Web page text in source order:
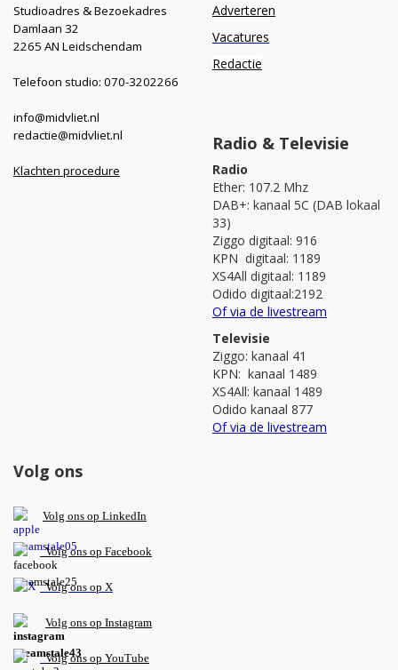
Studioadres & Bezoekadres
Damlaan 32
2265 AN Leidschendam
Telefoon studio: 070-3202266
info@midvliet.nl
redactie@midvliet.nl
Klachten procedure
Adverteren
Vacatures
Redactie
Radio & Televisie
Radio
Ether: 107.2 Mhz
DAB+: kanaal 5C (DAB lokaal
33)
Ziggo digitaal: 916
KPN digitaal: 1189
XS4All digitaal: 1189
Odido digitaal:2192
Of via de livestream
Televisie
Ziggo: kanaal 41
KPN: kanaal 1489
XS4All: kanaal 1489
Odido kanaal 877
Of via de livestream
Volg ons
Volg ons op LinkedIn
Volg ons op Facebook
Volg ons op X
Volg ons op Instagram
Volgons op YouTube